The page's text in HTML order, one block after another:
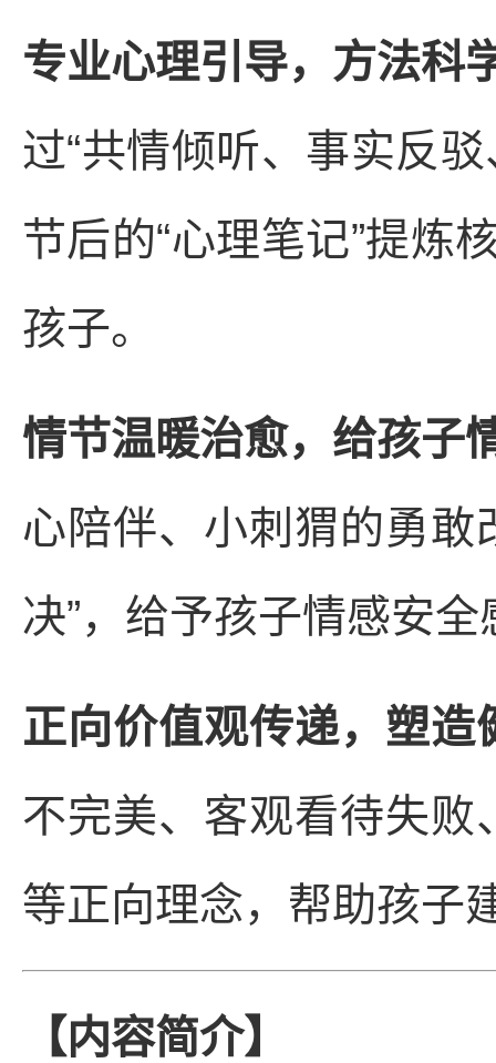
专业心理引导，方法科
过“共情倾听、事实反
节后的“心理笔记”提炼
孩子。
情节温暖治愈，给孩子
心陪伴、小刺猬的勇敢
决”，给予孩子情感安
正向价值观传递，塑造
不完美、客观看待失败
等正向理念，帮助孩子
【内容简介】